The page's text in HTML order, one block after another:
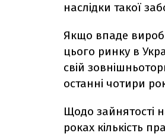
наслідки такої
Якщо впаде
цього ринку в
свій
останні чотири
Щодо зайнятості
роках кількість